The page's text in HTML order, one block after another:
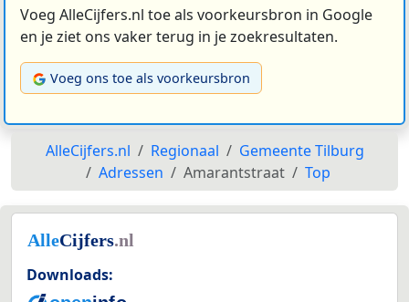
Voeg AlleCijfers.nl toe als voorkeursbron in Google
en je ziet ons vaker terug in je zoekresultaten.
Voeg ons toe als voorkeursbron
AlleCijfers.nl Regionaal
Gemeente Tilburg
Adressen
Amarantstraat Top
Downloads: